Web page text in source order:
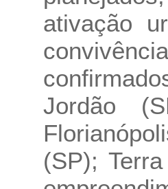
ativação
Jordão
(SP);